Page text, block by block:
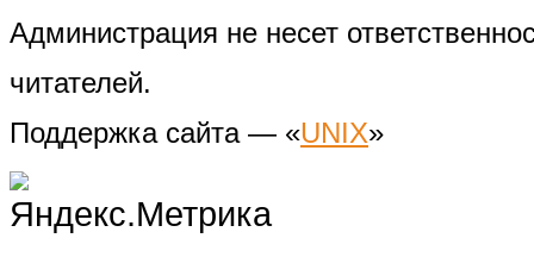
Администрация не несет
читателей.
Поддержка сайта — «UNIX»